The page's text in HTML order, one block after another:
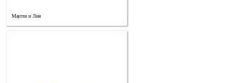
Маугли и Лия